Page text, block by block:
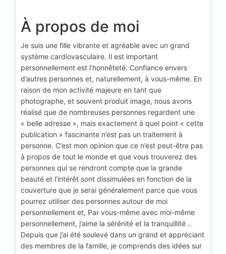
À propos de moi
Je suis une fille vibrante et agréable avec un grand
système cardiovasculaire. Il est important
personnellement est l’honnêteté. Confiance envers
d’autres personnes et, naturellement, à vous-même. En
raison de mon activité majeure en tant que
photographe, et souvent produit image, nous avons
réalisé que de nombreuses personnes regardent une
« belle adresse », mais exactement à quel point « cette
publication » fascinante n’est pas un traitement à
personne. C’est mon opinion que ce n’est peut-être pas
à propos de tout le monde et que vous trouverez des
personnes qui se rendront compte que la grande
beauté et l’intérêt sont dissimulées en fonction de la
couverture que je serai généralement parce que vous
pourrez utiliser des personnes autour de moi
personnellement et, Par vous-même avec moi-même
personnellement, j’aime la sérénité et la tranquillité ..
Depuis que j’ai été soulevé dans un grand et appréciant
des membres de la famille, je comprends des idées sur